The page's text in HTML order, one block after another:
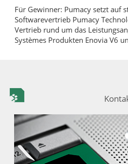
Für Gewinner: Pumacy setzt auf
Softwarevertrieb Pumacy
Vertrieb rund um das
Systèmes Produkten Enovia V6